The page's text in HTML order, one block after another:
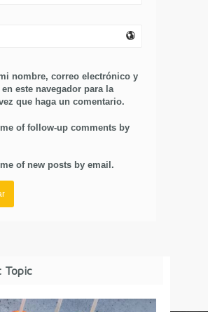
nombre, correo electrónico y
este navegador para la
que haga un comentario.
of follow-up comments by
of new posts by email.
Topic